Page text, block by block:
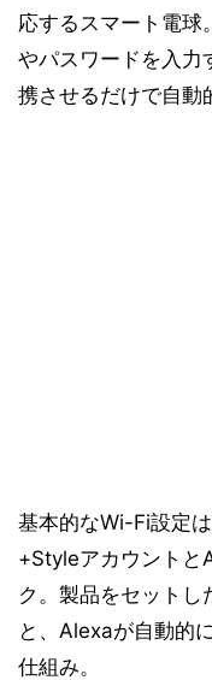
応するスマート電球
やパスワードを入力
携させるだけで自動
基本的なWi-Fi設定
+Styleアカウントと
ク。製品をセットし
と、Alexaが自動的
仕組み。